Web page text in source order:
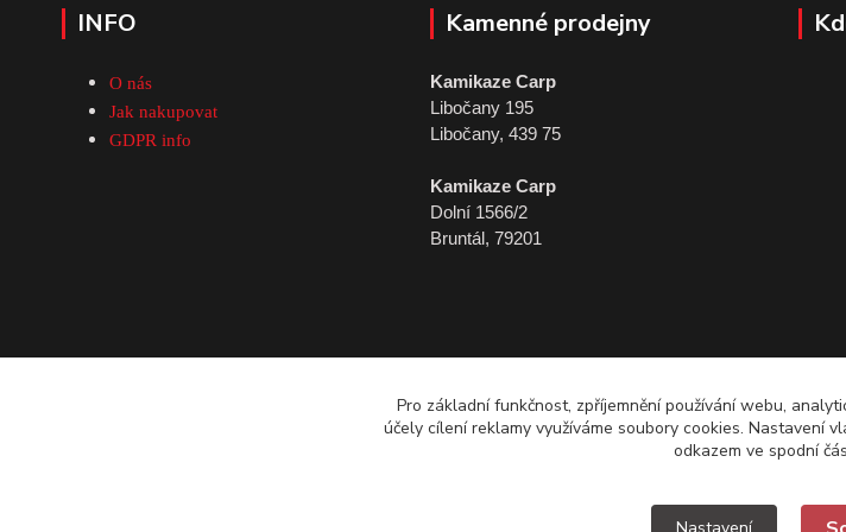
INFO
O nás
Jak nakupovat
GDPR info
Kamenné prodejny
Kamikaze Carp
Libočany 195
Libočany, 439 75
Kamikaze Carp
Dolní 1566/2
Bruntál, 79201
Pro základní funkčnost, zpříjemnění používání webu,
účely cílení reklamy využíváme soubory cookies. Nastavení
odkazem ve spodní